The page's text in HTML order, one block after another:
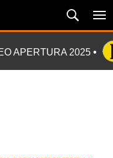
APERTURA 2025